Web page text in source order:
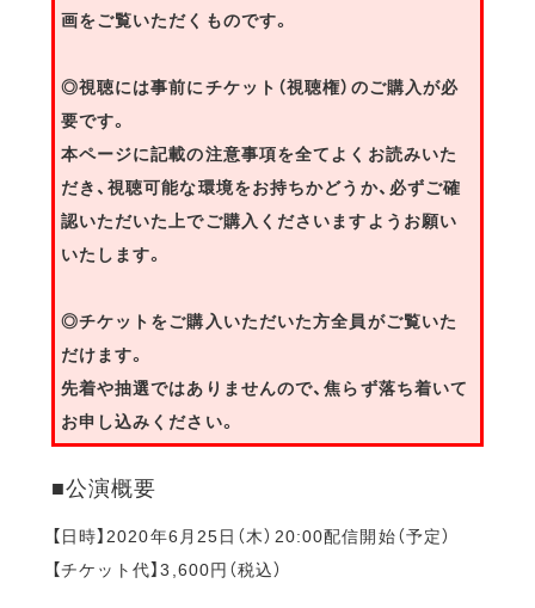
画をご覧いただくものです。
◎視聴には事前にチケット（視聴権）のご購入が必
要です。
本ページに記載の注意事項を全てよくお読みいた
だき、視聴可能な環境をお持ちかどうか、必ずご確
認いただいた上でご購入くださいますようお願い
いたします。
◎チケットをご購入いただいた方全員がご覧いた
だけます。
先着や抽選ではありませんので、焦らず落ち着いて
お申し込みください。
■公演概要
【日時】2020年6月25日（木）20:00配信開始（予定）
【チケット代】3,600円（税込）